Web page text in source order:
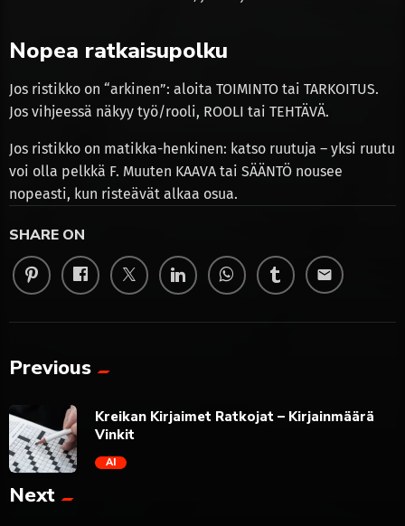
Nopea ratkaisupolku
Jos ristikko on “arkinen”: aloita TOIMINTO tai TARKOITUS.
Jos vihjeessä näkyy työ/rooli, ROOLI tai TEHTÄVÄ.
Jos ristikko on matikka-henkinen: katso ruutuja – yksi ruutu
voi olla pelkkä F. Muuten KAAVA tai SÄÄNTÖ nousee
nopeasti, kun risteävät alkaa osua.
SHARE ON
email
Previous
Kreikan Kirjaimet Ratkojat – Kirjainmäärä
Vinkit
AI
Next